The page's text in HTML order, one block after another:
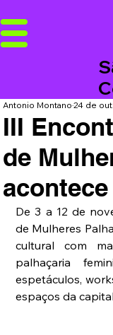
III
de
Antonio Montano24 de
De 3 a 12 de
de Mulheres
cultural com
palhaçaria
espetáculos,
espaços da